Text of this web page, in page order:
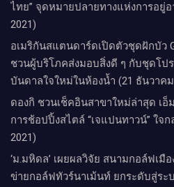
ไทย” จุดหมายปลายทางแห่งการอยู่
2021)
อเมริกันสแตนดาร์ดเปิดตัวชุดฝักบัว
ชวนผู้บริโภคส่งมอบสิ่งดี ๆ กับชุดโปร
บันดาลใจใหม่ในห้องน้ำ (21 ธันวาคม
ดองกิ ชวนเช็คอินสาขาใหม่ล่าสุด เ
การช้อปปิ้งสไตล์ “เจแปนทาวน์” ใจ
2021)
‘ม.มหิดล’ เผยผลวิจัย สนามกอล์ฟเมือ
ข่ายกอล์ฟทัวร์นาเม้นท์ ยกระดับสู่ระ